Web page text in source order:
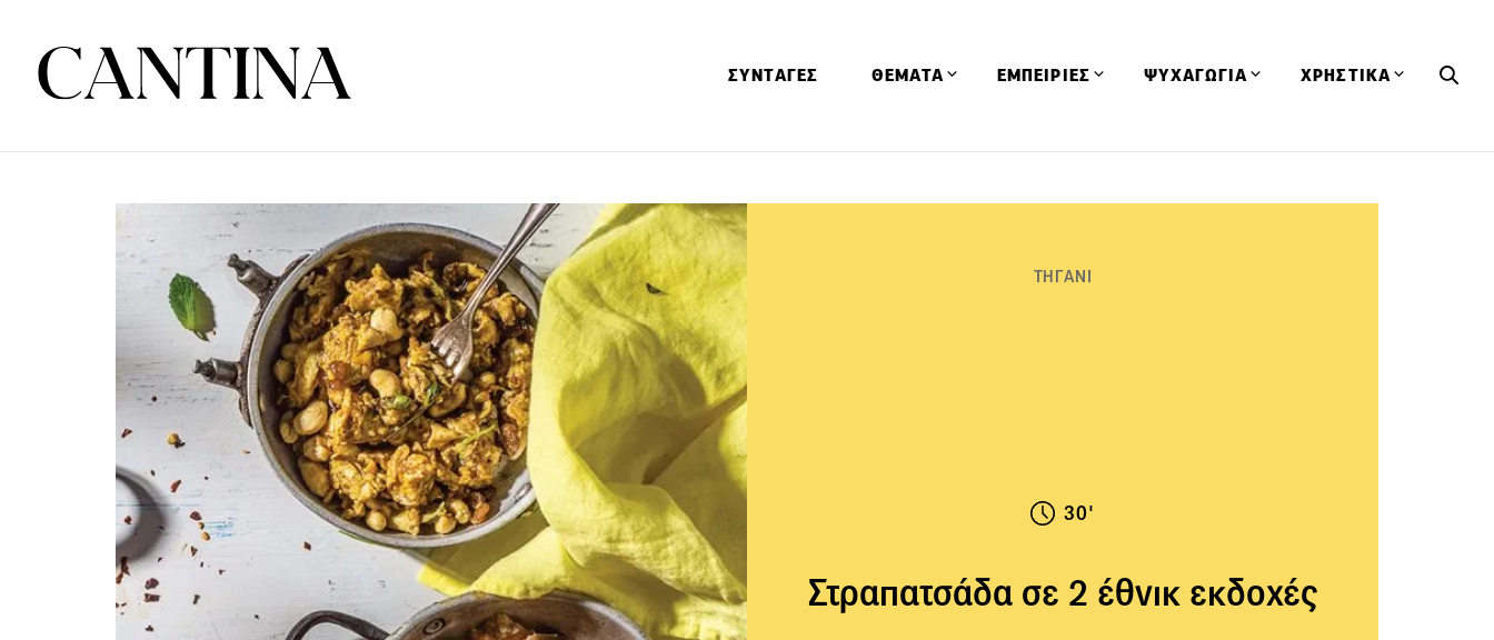
ΣΥΝΤΑΓΕΣ ΘΕΜΑΤΑ ΕΜΠΕΙΡΙΕΣ ΨΥΧΑΓΩΓΙΑ ΧΡΗΣΤΙΚΑ
ΤΗΓΑΝΙ
30'
Στραπατσάδα σε 2 έθνικ εκδοχές